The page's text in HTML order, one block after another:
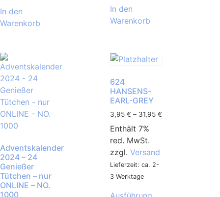
In den
Warenkorb
In den
Warenkorb
Adventskalender
2024 – 24
Genießer
Tütchen – nur
ONLINE – NO.
1000
624
HANSENS-
EARL-GREY
3,95 € – 31,95 €
Enthält 7%
red. MwSt.
zzgl. Versand
Lieferzeit: ca. 2-
3 Werktage